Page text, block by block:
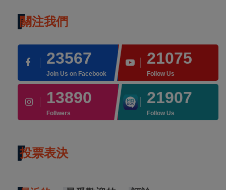
關注我們
23567
Join Us on Facebook
21075
Follow Us
13890
Follwers
21907
Follow Us
投票表決